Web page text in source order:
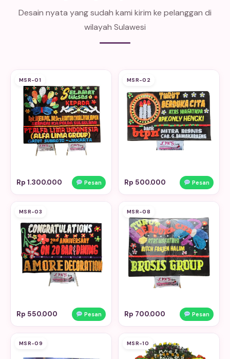
Desain nyata yang sudah kami kirim ke pelanggan di
wilayah Sulawesi
MSR-01
Rp 1.300.000 Pesan
MSR-02
Rp 500.000 Pesan
MSR-03
Rp 550.000 Pesan
MSR-08
Rp 700.000 Pesan
MSR-09 MSR-10